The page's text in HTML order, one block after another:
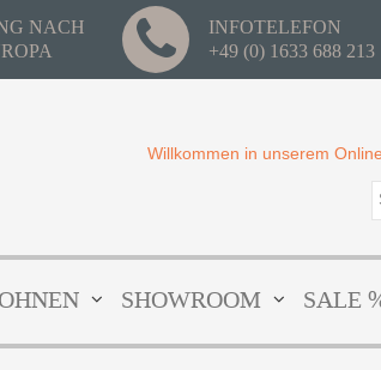
NACH
INFOTELEFON
+49 (0) 1633 688 213
Willkommen in unserem
SHOWROOM SALE